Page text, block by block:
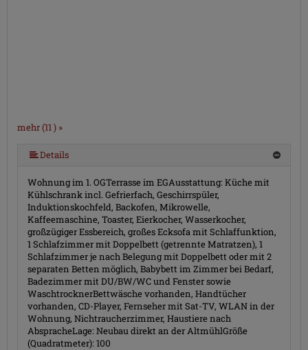
mehr (11 ) »
mehr (11 ) »
mehr (11 ) »
mehr (11 ) »
mehr (11 ) »
mehr (11 ) »
mehr (11 ) »
mehr (11 ) »
Details
Wohnung im 1. OGTerrasse im EGAusstattung: Küche mit
Kühlschrank incl. Gefrierfach, Geschirrspüler,
Induktionskochfeld, Backofen, Mikrowelle,
Kaffeemaschine, Toaster, Eierkocher, Wasserkocher,
großzügiger Essbereich, großes Ecksofa mit Schlaffunktion,
1 Schlafzimmer mit Doppelbett (getrennte Matratzen), 1
Schlafzimmer je nach Belegung mit Doppelbett oder mit 2
separaten Betten möglich, Babybett im Zimmer bei Bedarf,
Badezimmer mit DU/BW/WC und Fenster sowie
WaschtrocknerBettwäsche vorhanden, Handtücher
vorhanden, CD-Player, Fernseher mit Sat-TV, WLAN in der
Wohnung, Nichtraucherzimmer, Haustiere nach
AbspracheLage: Neubau direkt an der AltmühlGröße
(Quadratmeter): 100